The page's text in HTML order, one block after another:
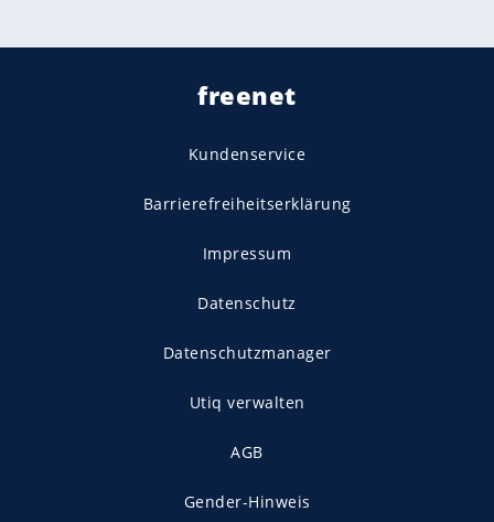
freenet
Kundenservice
Barrierefreiheitserklärung
Impressum
Datenschutz
Datenschutzmanager
Utiq verwalten
AGB
Gender-Hinweis